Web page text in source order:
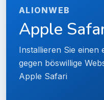
ALIONWEB
Apple
Installieren Sie einen
gegen böswillige
Apple Safari